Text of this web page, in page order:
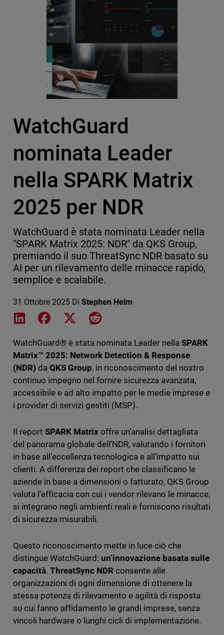
WatchGuard
nominata Leader
nella SPARK Matrix
2025 per NDR
WatchGuard è stata nominata Leader nella
"SPARK Matrix 2025: NDR" da QKS Group,
premiando il suo ThreatSync NDR basato su
AI per un rilevamento delle minacce rapido,
semplice e scalabile.
31 Ottobre 2025 Di Stephen Helm
Share on LinkedIn
Share on Facebook
Share on XShare on Reddit
WatchGuard® è stata nominata Leader nellaSPARK
Matrix™ 2025: Network Detection & Response
(NDR) da QKS Group, in riconoscimento del nostro
continuo impegno nel fornire sicurezza avanzata,
accessibile e ad alto impatto per le medie imprese e
i provider di servizi gestiti (MSP).
Il report SPARK Matrixoffre un’analisi dettagliata
del panorama globale dell’NDR, valutando i fornitori
in base all’eccellenza tecnologica e all’impatto sui
clienti. A differenza dei report che classificano le
aziende in base a dimensioni o fatturato, QKS Group
valuta l’efficacia con cui i vendor rilevano le minacce,
si integrano negli ambienti reali e forniscono risultati
di sicurezza misurabili.
Questo riconoscimento mette in luce ciò che
distingue WatchGuard: un’innovazione basata sulle
capacità. ThreatSync NDRconsente alle
organizzazioni di ogni dimensione di ottenere la
stessa potenza di rilevamento e agilità di risposta
su cui fanno affidamento le grandi imprese, senza
vincoli hardware o lunghi cicli di implementazione.